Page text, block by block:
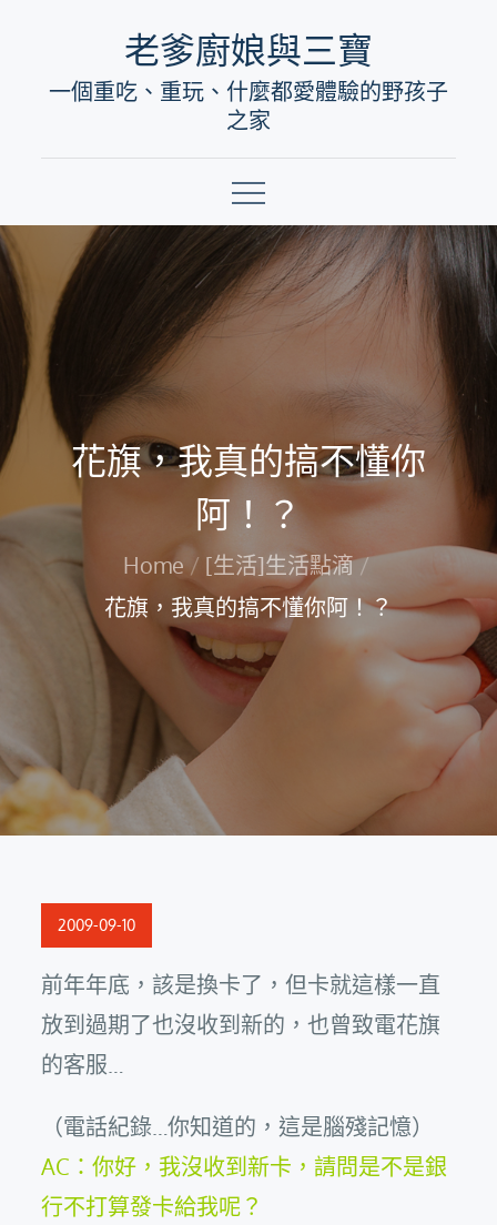
content
老爹廚娘與三寶
一個重吃、重玩、什麼都愛體驗的野孩子
之家
花旗，我真的搞不懂你
阿！？
Home
[生活]生活點滴
花旗，我真的搞不懂你阿！？
Posted
2009-09-10
前年年底，該是換卡了，但卡就這樣一直
放到過期了也沒收到新的，也曾致電花旗
的客服…
（電話紀錄…你知道的，這是腦殘記憶）
AC：你好，我沒收到新卡，請問是不是銀
行不打算發卡給我呢？